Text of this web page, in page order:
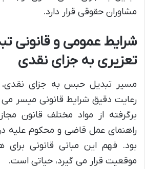
مشاوران حقوقی قرار دارد.
شرایط عمومی و قانونی
تعزیری به جزای نقدی
مسیر تبدیل حبس به جزای
رعایت دقیق شرایط قانونی میسر
برگرفته از مواد مختلف قانون
راهنمای عمل قاضی و محکوم علیه
بود. فهم این مبانی قانونی
موقعیت قرار می گیرد، حیاتی است.